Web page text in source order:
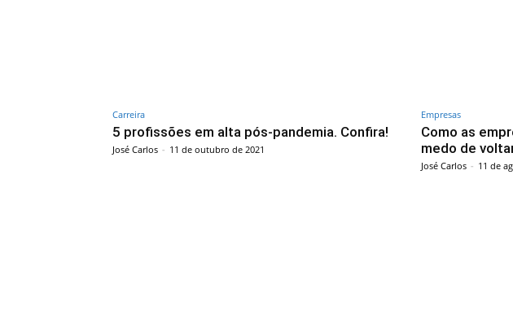
Carreira
5 profissões em alta pós-pandemia. Confira!
José Carlos - 11 de outubro de 2021
Empresas
Como as
medo de
José Carlos - 11 de